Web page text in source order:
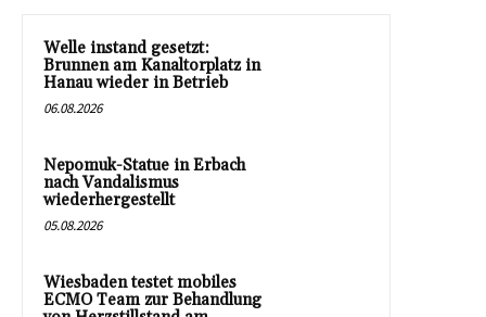
Welle instand gesetzt:
Brunnen am Kanaltorplatz in
Hanau wieder in Betrieb
06.08.2026
Nepomuk-Statue in Erbach
nach Vandalismus
wiederhergestellt
05.08.2026
Wiesbaden testet mobiles
ECMO Team zur Behandlung